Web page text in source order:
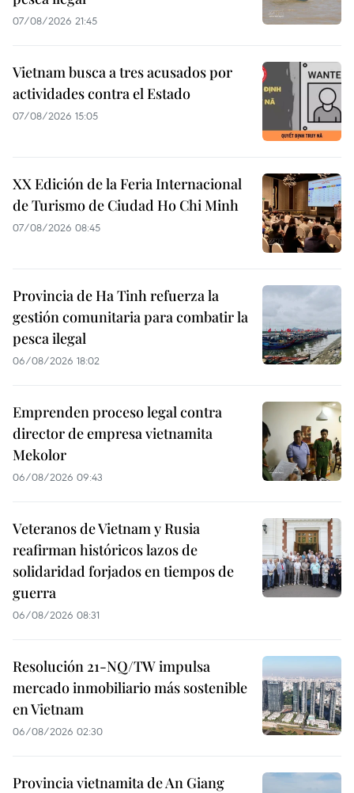
07/08/2026 21:45
Vietnam busca a tres acusados por
actividades contra el Estado
07/08/2026 15:05
XX Edición de la Feria Internacional
de Turismo de Ciudad Ho Chi Minh
07/08/2026 08:45
Provincia de Ha Tinh refuerza la
gestión comunitaria para combatir la
pesca ilegal
06/08/2026 18:02
Emprenden proceso legal contra
director de empresa vietnamita
Mekolor
06/08/2026 09:43
Veteranos de Vietnam y Rusia
reafirman históricos lazos de
solidaridad forjados en tiempos de
guerra
06/08/2026 08:31
Resolución 21-NQ/TW impulsa
mercado inmobiliario más sostenible
en Vietnam
06/08/2026 02:30
Provincia vietnamita de An Giang